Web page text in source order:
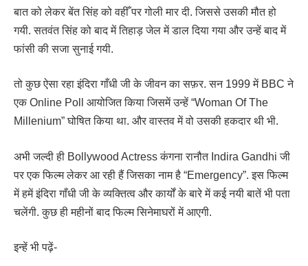
बात को लेकर बेंत सिंह को वहीँ पर गोली मार दी. जिससे उसकी मौत हो
गयी. सतवंत सिंह को बाद में तिहाड़ जेल में डाल दिया गया और उन्हें बाद में
फांसी की सजा सुनाई गयी.
तो कुछ ऐसा रहा इंदिरा गाँधी जी के जीवन का सफ़र. सन 1999 में BBC ने
एक Online Poll आयोजित किया जिसमें उन्हें “Woman Of The
Millenium” घोषित किया था. और वास्तव में वो उसकी हकदार थी भी.
अभी जल्दी ही Bollywood Actress कंगना रानौत Indira Gandhi जी
पर एक फिल्म लेकर आ रही हैं जिसका नाम है “Emergency”. इस फिल्म
में हमें इंदिरा गाँधी जी के व्यक्तित्व और कार्यों के बारे में कई नयी बातें भी पता
चलेंगी. कुछ ही महीनों बाद फिल्म सिनेमाघरों में आएगी.
इन्हें भी पढ़ें-